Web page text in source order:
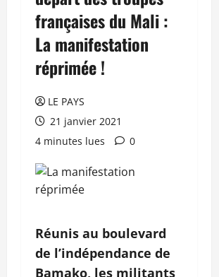
françaises du Mali :
La manifestation
réprimée !
LE PAYS
21 janvier 2021
4 minutes lues
0
Réunis au boulevard
de l’indépendance de
Bamako, les militants